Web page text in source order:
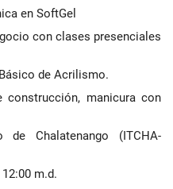
en SoftGel
con clases presenciales
de Acrilismo.
manicura con
Chalatenango (ITCHA-
m.d.